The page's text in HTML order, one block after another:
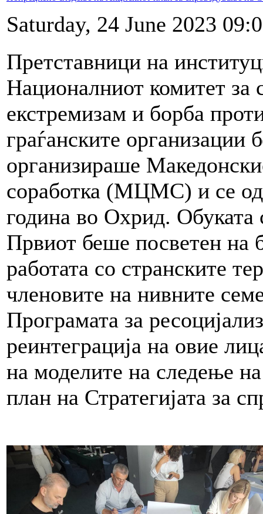
Saturday, 24 June 2023
Претставници на
Националниот комитет за
екстремизам и борба
граѓанските организации
организираше
соработка (МЦМС) и се
година во Охрид. Обуката
Првиот беше посветен на
работата со странските
членовите на нивните
Програмата за
реинтеграција на овие
на моделите на следење
план на Стратегијата за